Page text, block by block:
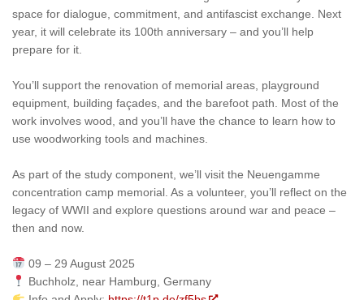
space for dialogue, commitment, and antifascist exchange. Next
year, it will celebrate its 100th anniversary – and you’ll help
prepare for it.
You’ll support the renovation of memorial areas, playground
equipment, building façades, and the barefoot path. Most of the
work involves wood, and you’ll have the chance to learn how to
use woodworking tools and machines.
As part of the study component, we’ll visit the Neuengamme
concentration camp memorial. As a volunteer, you’ll reflect on the
legacy of WWII and explore questions around war and peace –
then and now.
09 – 29 August 2025
Buchholz, near Hamburg, Germany